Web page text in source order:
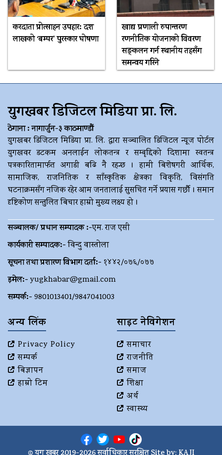
करदाता प्रोत्साहन उपहार: दश
लाखको ‘बम्पर’ पुरस्कार घोषणा
खाद्य प्रणाली रुपान्तरण
रणनीतिक योजनाको विवरण
सङ्कलन गर्न स्थानीय तहसँग
समन्वय गरिने
युगखबर डिजिटल मिडिया प्रा. लि.
ठेगाना : नागार्जुन-३ काठमाण्डौं
युगखबर डिजिटल मिडिया प्रा. लि. द्धारा सञ्चालित डिजिटल न्यूज पोर्टल
युगखवर डटकम अनलाईन लोकतन्त्र र सम्बृद्दिको दिशामा स्वतन्त्र
पत्रकारितामार्फत अगाडी बढि नै रहन्छ । हामी बिशेषगरी आर्थिक,
सामाजिक, राजनितिक र साँस्कृतिक क्षेत्रका विकृति, विसंगति
घटनाक्रमसँग नजिक रहेर आम जनतालाई सुसचित गर्ने प्रयास गर्छौ । समान
दृष्टिकोण सन्तुलित बिचार हाम्रो मुख्य लक्ष्य हो ।
सञ्चालक/ प्रधान सम्पादक :-एम. राज एसी
कार्यकारी सम्पादक:-विन्दु वास्तोला
सूचना तथा प्रशारण विभाग दर्ता:- १४४२/०७६/०७७
इमेल:- yugkhabar@gmail.com
सम्पर्क:- 9801013401/9847041003
अन्य लिंक
Privacy Policy
सम्पर्क
बिज्ञापन
हाम्रो टिम
साइट नेविगेशन
समाचार
राजनीति
समाज
शिक्षा
अर्थ
स्वास्थ्य